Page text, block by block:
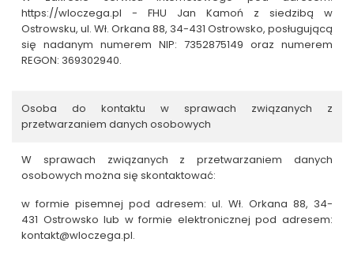
https://wloczega.pl - FHU Jan Kamoń z siedzibą w
Ostrowsku, ul. Wł. Orkana 88, 34-431 Ostrowsko, posługującą
się nadanym numerem NIP: 7352875149 oraz numerem
REGON: 369302940.
Osoba do kontaktu w sprawach związanych z
przetwarzaniem danych osobowych
W sprawach związanych z przetwarzaniem danych
osobowych można się skontaktować:
w formie pisemnej pod adresem: ul. Wł. Orkana 88, 34-
431 Ostrowsko lub w formie elektronicznej pod adresem:
kontakt@wloczega.pl.